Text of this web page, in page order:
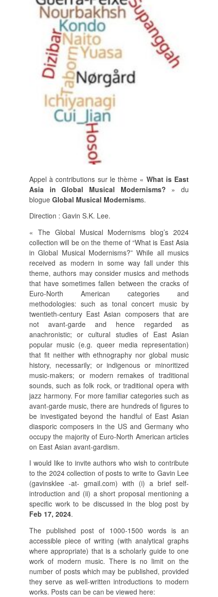
INFORMATIONS
MENTIONS LÉGALES,
CRÉDITS & CGU
NOUS CONTACTER
instagram
youtube
Appel à contributions sur le thème « What is East
Asia in Global Musical Modernisms? » du
blogue Global Musical Modernisms.
Direction : Gavin S.K. Lee.
« The Global Musical Modernisms blog’s 2024
collection will be on the theme of “What is East Asia
in Global Musical Modernisms?” While all musics
received as modern in some way fall under this
theme, authors may consider musics and methods
that have sometimes fallen between the cracks of
Euro-North American categories and
methodologies: such as tonal concert music by
twentieth-century East Asian composers that are
not avant-garde and hence regarded as
anachronistic; or cultural studies of East Asian
popular music (e.g. queer media representation)
that fit neither with ethnography nor global music
history, necessarily; or indigenous or minoritized
music-makers; or modern remakes of traditional
sounds, such as folk rock, or traditional opera with
jazz harmony. For more familiar categories such as
avant-garde music, there are hundreds of figures to
be investigated beyond the handful of East Asian
diasporic composers in the US and Germany who
occupy the majority of Euro-North American articles
on East Asian avant-gardism.
I would like to invite authors who wish to contribute
to the 2024 collection of posts to write to Gavin Lee
(gavinsklee -at- gmail.com) with (i) a brief self-
introduction and (ii) a short proposal mentioning a
specific work to be discussed in the blog post by
Feb 17, 2024.
The published post of 1000-1500 words is an
accessible piece of writing (with analytical graphs
where appropriate) that is a scholarly guide to one
work of modern music. There is no limit on the
number of posts which may be published, provided
they serve as well-written introductions to modern
works. Posts can be can be viewed here: